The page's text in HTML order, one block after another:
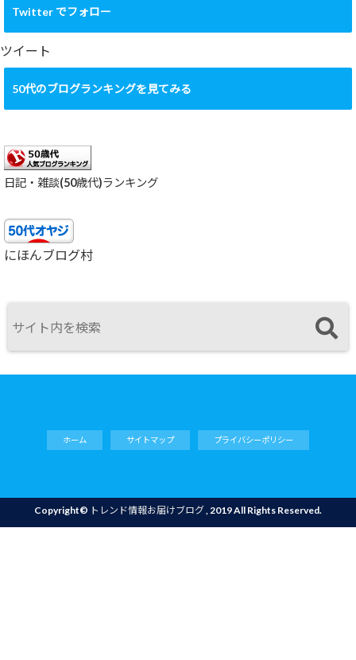
イ
ブ
Twitter でフォロー
ツイート
50代のブログランキングを見てみる
日記・雑談(50歳代)ランキング
にほんブログ村
ホーム サイトマップ プライバシーポリシー
Copyright© トレンド情報お届けブログ, 2019 All Rights Reserved.